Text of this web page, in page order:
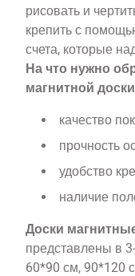
рисовать и
крепить с
счета, которые
На что нужно
магнитной
качество
прочность
удобство
наличие
Доски
представлены в
60*90 см, 90*120